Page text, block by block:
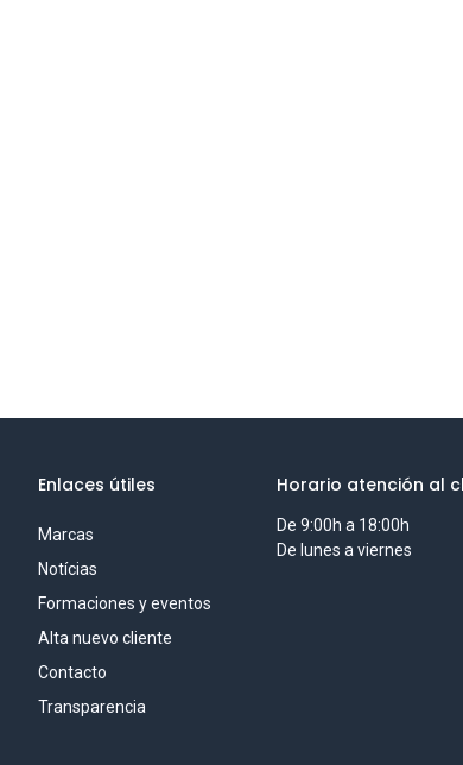
Enlaces útiles
Marcas
Notícias
Formaciones y eventos
Alta nuevo cliente
Contacto
Transparencia
Horario atención al
De 9:00h a 18:00h
De lunes a viernes